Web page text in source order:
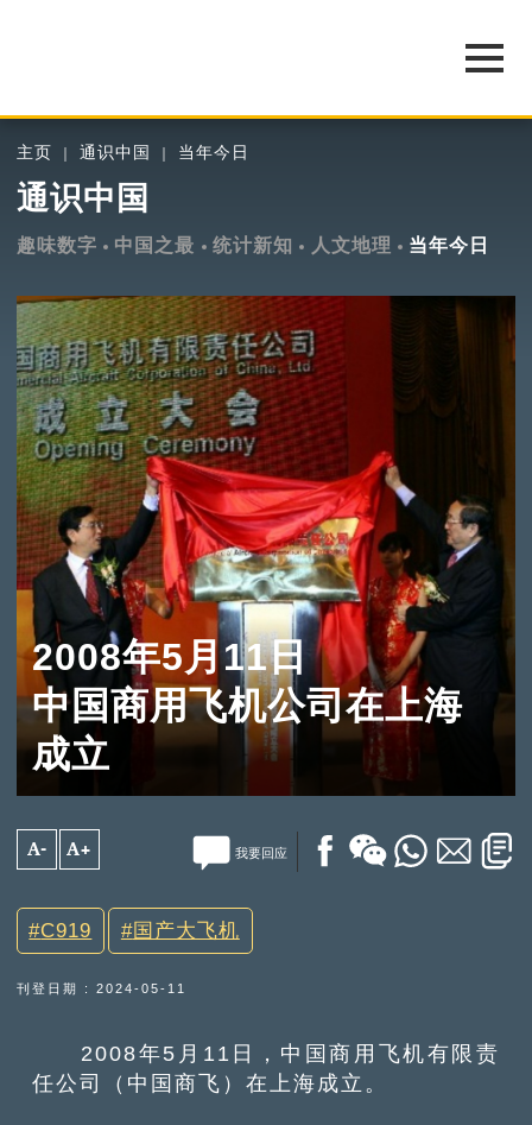
主页 通识中国 当年今日
通识中国
趣味数字 中国之最 统计新知 人文地理 当年今日
2008年5月11日
中国商用飞机公司在上海
成立
A- A+ 我要回应
C919 国产大飞机
刊登日期 : 2024-05-11
2008年5月11日，中国商用飞机有限责
任公司（中国商飞）在上海成立。